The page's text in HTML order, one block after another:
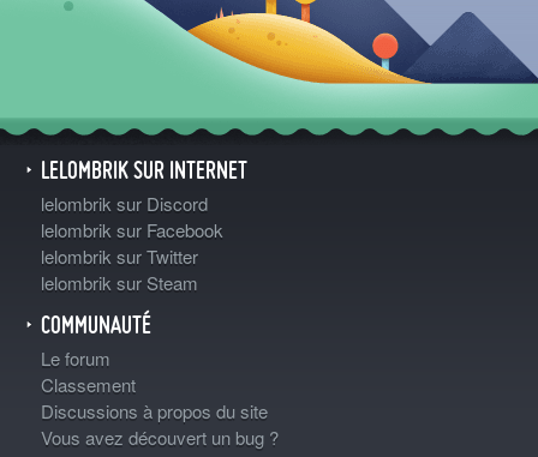
LELOMBRIK SUR INTERNET
lelombrik sur Discord
lelombrik sur Facebook
lelombrik sur Twitter
lelombrik sur Steam
COMMUNAUTÉ
Le forum
Classement
Discussions à propos du site
Vous avez découvert un bug ?